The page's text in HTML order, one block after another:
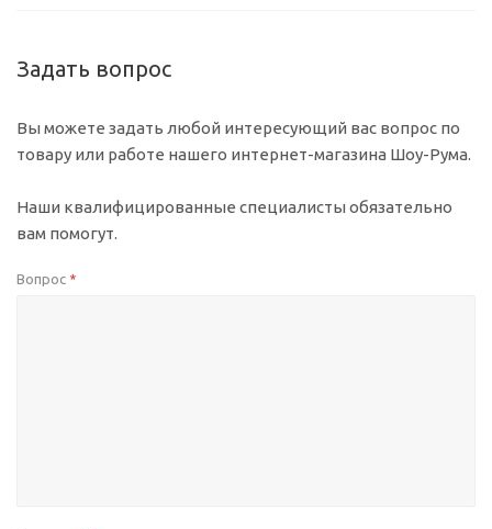
Задать вопрос
Вы можете задать любой интересующий вас вопрос по
товару или работе нашего интернет-магазина Шоу-Рума.
Наши квалифицированные специалисты обязательно
вам помогут.
Вопрос *